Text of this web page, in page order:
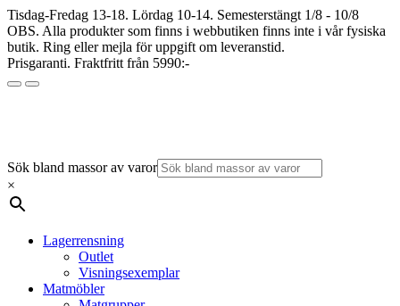
Tisdag-Fredag 13-18. Lördag 10-14. Semesterstängt 1/8 - 10/8
OBS. Alla produkter som finns i webbutiken finns inte i vår fysiska
butik. Ring eller mejla för uppgift om leveranstid.
Prisgaranti. Fraktfritt från 5990:-
Sök bland massor av varor
×
Lagerrensning
Outlet
Visningsexemplar
Matmöbler